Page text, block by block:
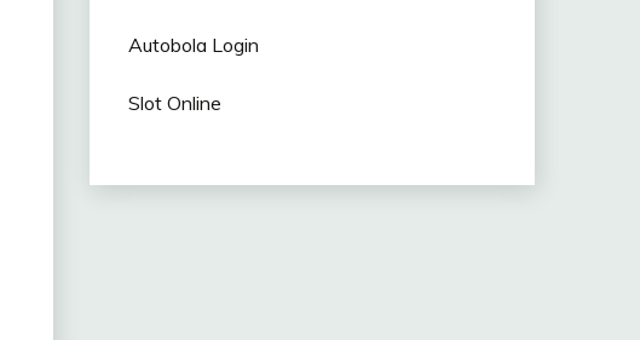
Autobola Login
Slot Online